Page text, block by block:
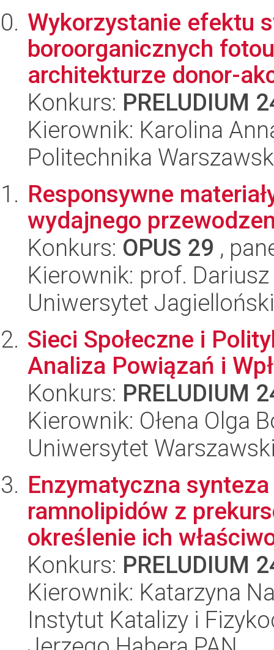
Wykorzystanie efektu
boroorganicznych
architekturze donor-
Konkurs: PRELUDIUM
Kierownik: Karolina
Politechnika
Responsywne
wydajnego
Konkurs: OPUS 29 ,
Kierownik: prof.
Uniwersytet Jagielloński
Sieci Społeczne i
Analiza Powiązań i
Konkurs: PRELUDIUM
Kierownik: Ołena Olga
Uniwersytet
Enzymatyczna
ramnolipidów z
określenie ich
Konkurs: PRELUDIUM
Kierownik: Katarzyna
Instytut Katalizy i